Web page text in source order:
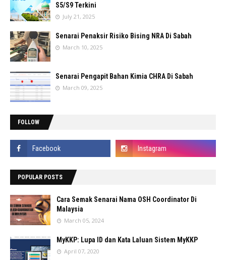
S5/S9 Terkini
July 21, 2025
Senarai Penaksir Risiko Bising NRA Di Sabah
March 10, 2025
Senarai Pengapit Bahan Kimia CHRA Di Sabah
March 09, 2025
FOLLOW
POPULAR POSTS
Cara Semak Senarai Nama OSH Coordinator Di
Malaysia
March 05, 2024
MyKKP: Lupa ID dan Kata Laluan Sistem MyKKP
April 07, 2020